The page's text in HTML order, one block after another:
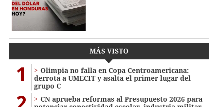
MÁS VISTO
1
Olimpia no falla en Copa Centroamericana:
derrota a UMECIT y asalta el primer lugar del
grupo C
CN aprueba reformas al Presupuesto 2026 para